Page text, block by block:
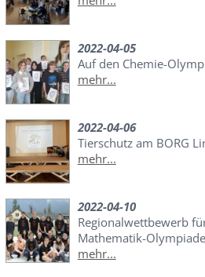
2022-04-05
Auf den Chemie-Olymp
mehr...
2022-04-06
Tierschutz am BORG
mehr...
2022-04-10
Regionalwettbewerb
Mathematik-Olympiade
mehr...